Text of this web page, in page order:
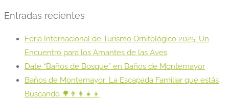
Entradas recientes
Feria Internacional de Turismo Ornitológico 2025: Un
Encuentro para los Amantes de las Aves
Date “Baños de Bosque” en Baños de Montemayor
Baños de Montemayor: La Escapada Familiar que estás
Buscando 🌳👨‍👩‍👧‍👦